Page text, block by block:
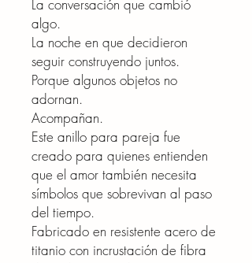
La conversación que cambió
algo.
La noche en que decidieron
seguir construyendo juntos.
Porque algunos objetos no
adornan.
Acompañan.
Este anillo para pareja fue
creado para quienes entienden
que el amor también necesita
símbolos que sobrevivan al paso
del tiempo.
Fabricado en resistente acero de
titanio con incrustación de fibra